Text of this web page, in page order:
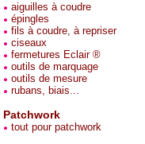
aiguilles à coudre
épingles
fils à coudre, à repriser
ciseaux
fermetures Eclair ®
outils de marquage
outils de mesure
rubans, biais...
Patchwork
tout pour patchwork